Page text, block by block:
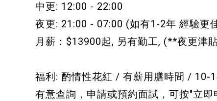
中更: 12:00 - 22:00
夜更: 21:00 - 07:00 (如有1-2年 經驗更
月薪：$13900起, 另有勤工, (**夜更津
福利: 酌情性花紅 / 有薪用膳時間 /
有意查詢，申請或預約面試，可按"立